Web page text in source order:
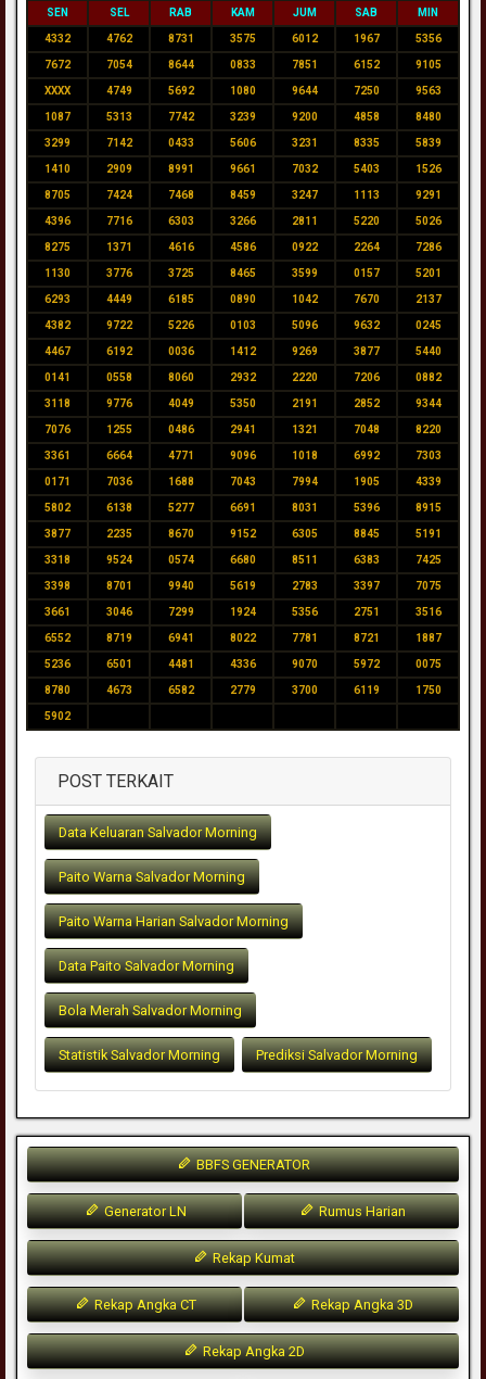
SEN SEL RAB KAM JUM SAB MIN
4332 4762 8731 3575 6012 1967 5356
7672 7054 8644 0833 7851 6152 9105
XXXX 4749 5692 1080 9644 7250 9563
1087 5313 7742 3239 9200 4858 8480
3299 7142 0433 5606 3231 8335 5839
1410 2909 8991 9661 7032 5403 1526
8705 7424 7468 8459 3247 1113 9291
4396 7716 6303 3266 2811 5220 5026
8275 1371 4616 4586 0922 2264 7286
1130 3776 3725 8465 3599 0157 5201
6293 4449 6185 0890 1042 7670 2137
4382 9722 5226 0103 5096 9632 0245
4467 6192 0036 1412 9269 3877 5440
0141 0558 8060 2932 2220 7206 0882
3118 9776 4049 5350 2191 2852 9344
7076 1255 0486 2941 1321 7048 8220
3361 6664 4771 9096 1018 6992 7303
0171 7036 1688 7043 7994 1905 4339
5802 6138 5277 6691 8031 5396 8915
3877 2235 8670 9152 6305 8845 5191
3318 9524 0574 6680 8511 6383 7425
3398 8701 9940 5619 2783 3397 7075
3661 3046 7299 1924 5356 2751 3516
6552 8719 6941 8022 7781 8721 1887
5236 6501 4481 4336 9070 5972 0075
8780 4673 6582 2779 3700 6119 1750
5902
POST TERKAIT
Data Keluaran Salvador Morning
Paito Warna Salvador Morning
Paito Warna Harian Salvador Morning
Data Paito Salvador Morning
Bola Merah Salvador Morning
Statistik Salvador Morning Prediksi Salvador Morning
BBFS GENERATOR
Generator LN Rumus Harian
Rekap Kumat
Rekap Angka CT Rekap Angka 3D
Rekap Angka 2D